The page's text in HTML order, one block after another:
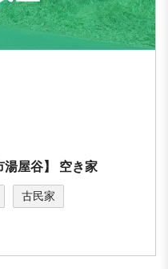
湯屋谷】 空き家
古民家